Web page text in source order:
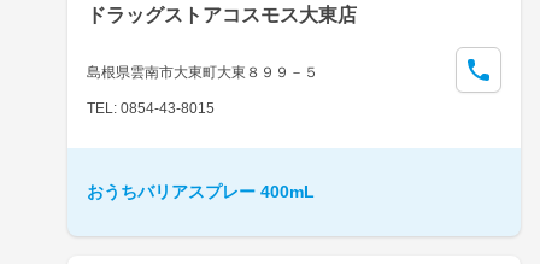
ドラッグストアコスモス大東店
島根県雲南市大東町大東８９９－５
TEL: 0854-43-8015
おうちバリアスプレー 400mL